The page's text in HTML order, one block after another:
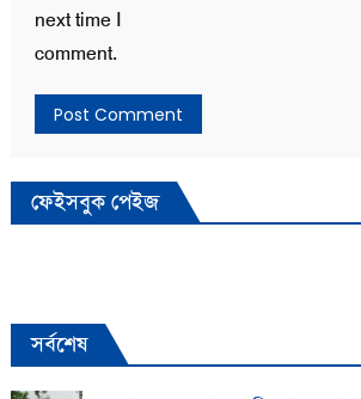
next time I
comment.
ফেইসবুক পেইজ
সর্বশেষ